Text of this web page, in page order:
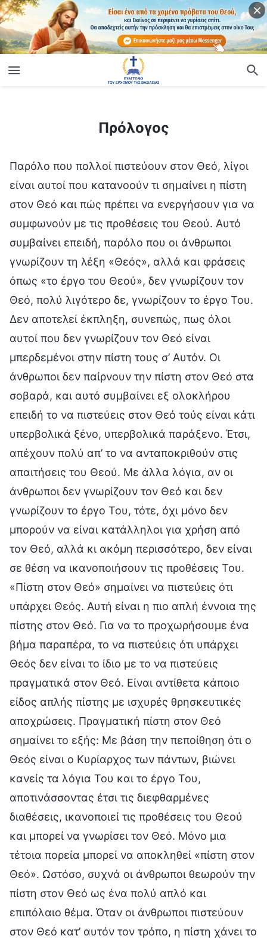
Πρόλογος
Παρόλο που πολλοί πιστεύουν στον Θεό, λίγοι
είναι αυτοί που κατανοούν τι σημαίνει η πίστη
στον Θεό και πώς πρέπει να ενεργήσουν για να
συμφωνούν με τις προθέσεις του Θεού. Αυτό
συμβαίνει επειδή, παρόλο που οι άνθρωποι
γνωρίζουν τη λέξη «Θεός», αλλά και φράσεις
όπως «το έργο του Θεού», δεν γνωρίζουν τον
Θεό, πολύ λιγότερο δε, γνωρίζουν το έργο Του.
Δεν αποτελεί έκπληξη, συνεπώς, πως όλοι
αυτοί που δεν γνωρίζουν τον Θεό είναι
μπερδεμένοι στην πίστη τους σ’ Αυτόν. Οι
άνθρωποι δεν παίρνουν την πίστη στον Θεό στα
σοβαρά, και αυτό συμβαίνει εξ ολοκλήρου
επειδή το να πιστεύεις στον Θεό τούς είναι κάτι
υπερβολικά ξένο, υπερβολικά παράξενο. Έτσι,
απέχουν πολύ απ’ το να ανταποκριθούν στις
απαιτήσεις του Θεού. Με άλλα λόγια, αν οι
άνθρωποι δεν γνωρίζουν τον Θεό και δεν
γνωρίζουν το έργο Του, τότε, όχι μόνο δεν
μπορούν να είναι κατάλληλοι για χρήση από
τον Θεό, αλλά κι ακόμη περισσότερο, δεν είναι
σε θέση να ικανοποιήσουν τις προθέσεις Του.
«Πίστη στον Θεό» σημαίνει να πιστεύεις ότι
υπάρχει Θεός. Αυτή είναι η πιο απλή έννοια της
πίστης στον Θεό. Για να το προχωρήσουμε ένα
βήμα παραπέρα, το να πιστεύεις ότι υπάρχει
Θεός δεν είναι το ίδιο με το να πιστεύεις
πραγματικά στον Θεό. Είναι αντίθετα κάποιο
είδος απλής πίστης με ισχυρές θρησκευτικές
αποχρώσεις. Πραγματική πίστη στον Θεό
σημαίνει το εξής: Με βάση την πεποίθηση ότι ο
Θεός είναι ο Κυρίαρχος των πάντων, βιώνει
κανείς τα λόγια Του και το έργο Του,
αποτινάσσοντας έτσι τις διεφθαρμένες
διαθέσεις, ικανοποιεί τις προθέσεις του Θεού
και μπορεί να γνωρίσει τον Θεό. Μόνο μια
τέτοια πορεία μπορεί να αποκληθεί «πίστη στον
Θεό». Ωστόσο, συχνά οι άνθρωποι θεωρούν την
πίστη στον Θεό ως ένα πολύ απλό και
επιπόλαιο θέμα. Όταν οι άνθρωποι πιστεύουν
στον Θεό κατ’ αυτόν τον τρόπο, η πίστη χάνει το